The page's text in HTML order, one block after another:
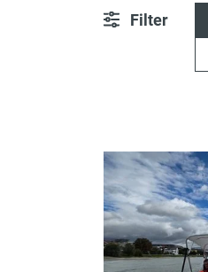
Filter